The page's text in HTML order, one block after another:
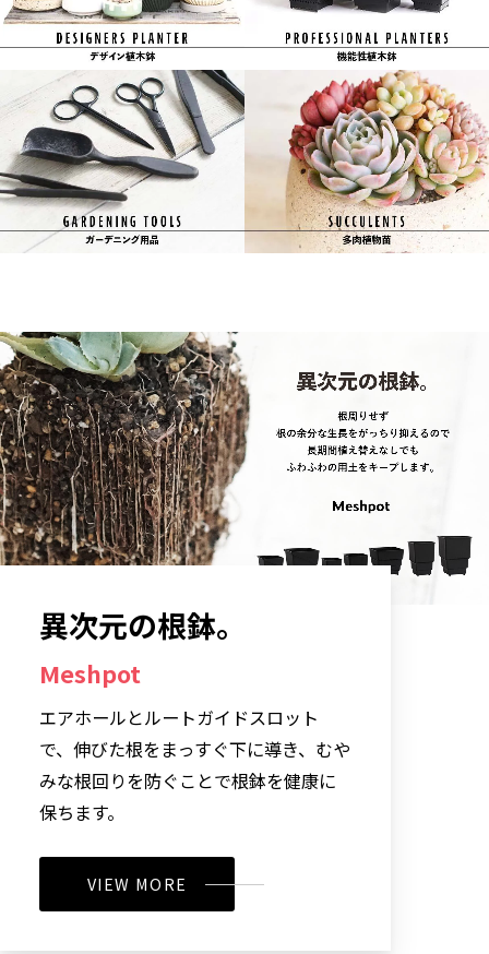
異次元の根鉢。
Meshpot
エアホールとルートガイドスロット
で、伸びた根をまっすぐ下に導き、むや
みな根回りを防ぐことで根鉢を健康に
保ちます。
VIEW MORE